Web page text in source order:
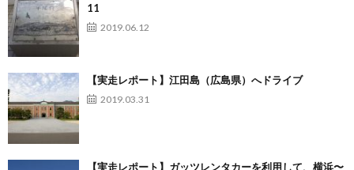
11
2019.06.12
【実走レポート】江田島（広島県）へドライブ
2019.03.31
【実走レポート】ガッツレンタカーを利用して、横浜〜